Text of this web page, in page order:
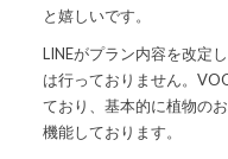
と嬉しいです。
LINEがプラン内容を改定
は行っておりません。
ており、基本的に植物の
機能しております。